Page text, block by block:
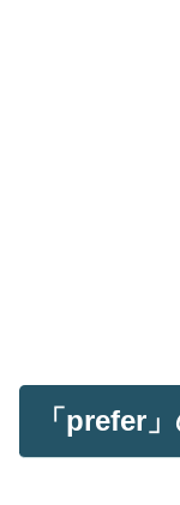
「prefer